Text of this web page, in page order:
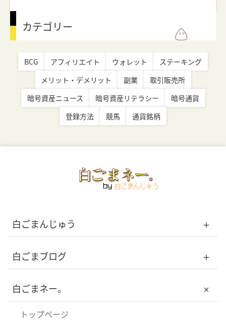
カテゴリー
BCG アフィリエイト ウォレット
ステーキング
メリット・デメリット
副業
取引販売所
暗号資産ニュース
暗号資産リテラシー
暗号通貨
登録方法
競馬 通貨銘柄
白ごまんじゅう
トップページ
白ごまブログ
トップページ
記事一覧
白ごまネー。
トップページ